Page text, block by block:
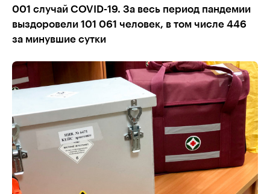
001 случай COVID-19. За весь период пандемии
выздоровели 101 061 человек, в том числе 446
за минувшие сутки